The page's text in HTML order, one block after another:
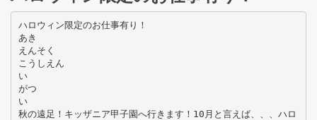
ハロウィン限定のお仕事有り！
あき
えんそく
こうしえん
い
がつ
い
秋の遠足！キッザニア甲子園へ行きます！10月と言えば、、、ハロ